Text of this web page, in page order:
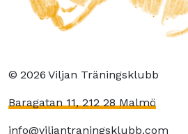
© 2026 Viljan Träningsklubb
Baragatan 11, 212 28 Malmö
info@viljantraningsklubb.com